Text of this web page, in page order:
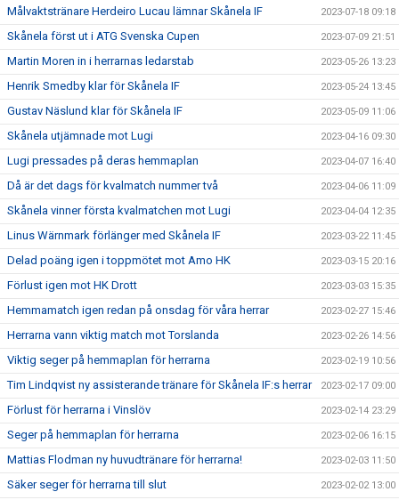
Målvaktstränare Herdeiro Lucau lämnar Skånela IF 2023-07-18 09:18
Skånela först ut i ATG Svenska Cupen 2023-07-09 21:51
Martin Moren in i herrarnas ledarstab 2023-05-26 13:23
Henrik Smedby klar för Skånela IF 2023-05-24 13:45
Gustav Näslund klar för Skånela IF 2023-05-09 11:06
Skånela utjämnade mot Lugi 2023-04-16 09:30
Lugi pressades på deras hemmaplan 2023-04-07 16:40
Då är det dags för kvalmatch nummer två 2023-04-06 11:09
Skånela vinner första kvalmatchen mot Lugi 2023-04-04 12:35
Linus Wärnmark förlänger med Skånela IF 2023-03-22 11:45
Delad poäng igen i toppmötet mot Amo HK 2023-03-15 20:16
Förlust igen mot HK Drott 2023-03-03 15:35
Hemmamatch igen redan på onsdag för våra herrar 2023-02-27 15:46
Herrarna vann viktig match mot Torslanda 2023-02-26 14:56
Viktig seger på hemmaplan för herrarna 2023-02-19 10:56
Tim Lindqvist ny assisterande tränare för Skånela IF:s herrar 2023-02-17 09:00
Förlust för herrarna i Vinslöv 2023-02-14 23:29
Seger på hemmaplan för herrarna 2023-02-06 16:15
Mattias Flodman ny huvudtränare för herrarna! 2023-02-03 11:50
Säker seger för herrarna till slut 2023-02-02 13:00